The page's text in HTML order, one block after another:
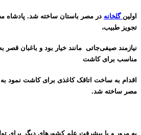
اولین گلخانه در مصر باستان ساخته شد. پادشاه
تجویز طبیب،
نیازمند صیفی‌جاتی مانند خیار بود و باغبان
مناسب برای کاشت
اقدام به ساخت اتاقک کاغذی برای کاشت نمود به
مصر ساخته شد.
به مرور و با پیشرفت علم کشورهای دیگر برای